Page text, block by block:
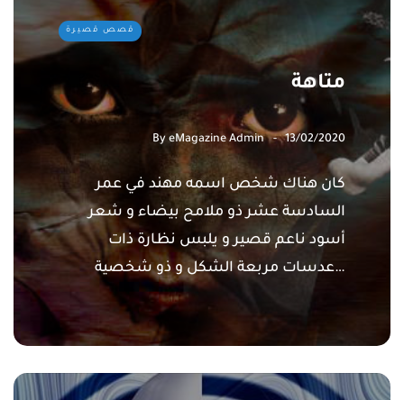
قصص قصيرة
متاهة
By eMagazine Admin 13/02/2020
كان هناك شخص اسمه مهند في عمر
السادسة عشر ذو ملامح بيضاء و شعر
أسود ناعم قصير و يلبس نظارة ذات
عدسات مربعة الشكل و ذو شخصية…